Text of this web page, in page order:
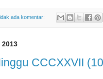
ada komentar:
CCCXXVII